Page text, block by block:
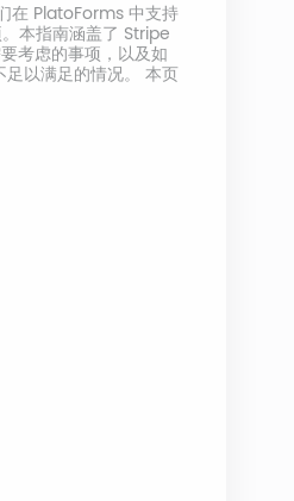
在 PlatoForms 中支持
本指南涵盖了 Stripe
考虑的事项，以及如
以满足的情况。 本页